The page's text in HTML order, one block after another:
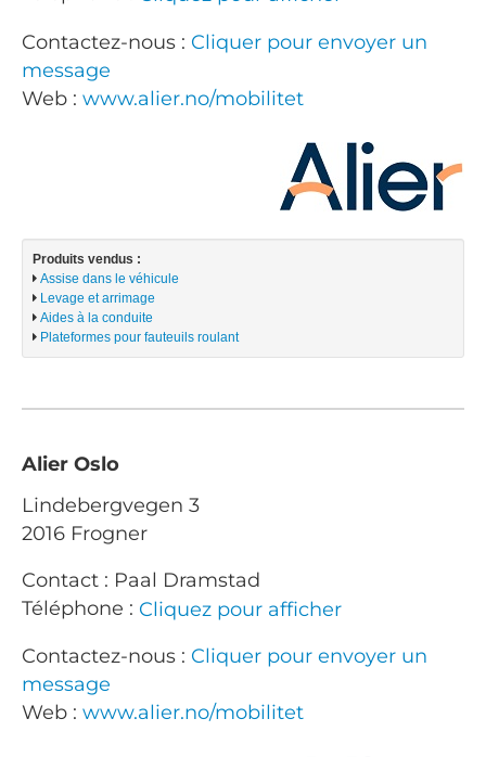
Contactez-nous : Cliquer pour envoyer un
message
Web : www.alier.no/mobilitet
Produits vendus :
Assise dans le véhicule
Levage et arrimage
Aides à la conduite
Plateformes pour fauteuils roulant
Alier Oslo
Lindebergvegen 3
2016 Frogner
Contact : Paal Dramstad
Téléphone : Cliquez pour afficher
Contactez-nous : Cliquer pour envoyer un
message
Web : www.alier.no/mobilitet